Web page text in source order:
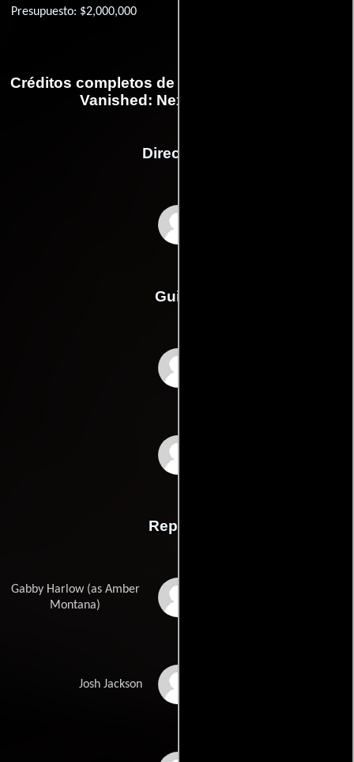
Presupuesto: $2,000,000
Créditos completos de la película Left Behind:
Vanished: Next Generation
Dirección
Guión
Reparto
Gabby Harlow (as Amber
Montana)
Josh Jackson